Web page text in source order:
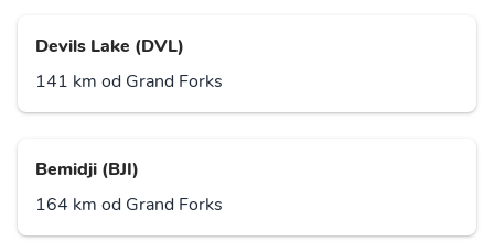
Devils Lake (DVL)
141 km od Grand Forks
Bemidji (BJI)
164 km od Grand Forks